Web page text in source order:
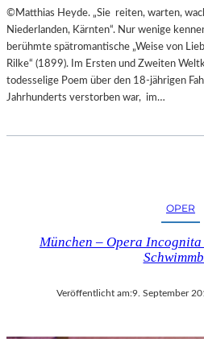
©Matthias Heyde. „Sie reiten, warten,
Niederlanden, Kärnten“. Nur wenige
berühmte spätromantische „Weise von
Rilke“ (1899). Im Ersten und Zweiten
todesselige Poem über den 18-jährigen
Jahrhunderts verstorben war, im…
OPER
München – Opera
Veröffentlicht am:9. September